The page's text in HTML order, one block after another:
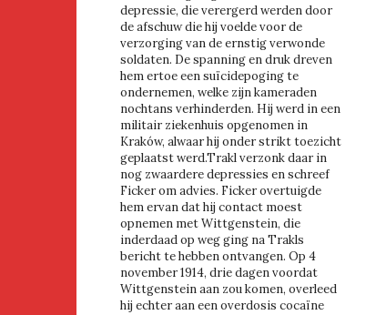
depressie, die verergerd werden door
de afschuw die hij voelde voor de
verzorging van de ernstig verwonde
soldaten. De spanning en druk dreven
hem ertoe een suïcidepoging te
ondernemen, welke zijn kameraden
nochtans verhinderden. Hij werd in een
militair ziekenhuis opgenomen in
Kraków, alwaar hij onder strikt toezicht
geplaatst werd.Trakl verzonk daar in
nog zwaardere depressies en schreef
Ficker om advies. Ficker overtuigde
hem ervan dat hij contact moest
opnemen met Wittgenstein, die
inderdaad op weg ging na Trakls
bericht te hebben ontvangen. Op 4
november 1914, drie dagen voordat
Wittgenstein aan zou komen, overleed
hij echter aan een overdosis cocaïne